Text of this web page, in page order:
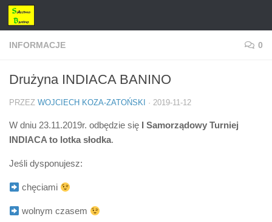
Przejdź do treści
INFORMACJE 0
Drużyna INDIACA BANINO
PRZEZ WOJCIECH KOZA-ZATOŃSKI · 2019-11-12
W dniu 23.11.2019r. odbędzie się I Samorządowy Turniej
INDIACA to lotka słodka.
Jeśli dysponujesz:
chęciami
wolnym czasem